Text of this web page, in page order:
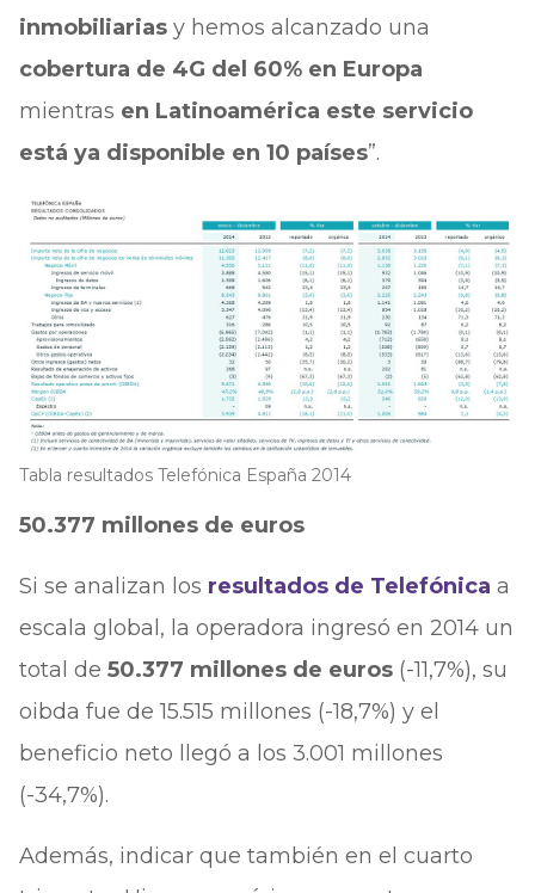
inmobiliariasy hemos alcanzado una
cobertura de 4G del 60% en Europa
mientras en Latinoamérica este servicio
está ya disponible en 10 países”.
Tabla resultados Telefónica España 2014
50.377 millones de euros
Si se analizan los resultados de Telefónica a
escala global, la operadora ingresó en 2014 un
total de 50.377 millones de euros (-11,7%), su
oibda fue de 15.515 millones (-18,7%) y el
beneficio neto llegó a los 3.001 millones
(-34,7%).
Además, indicar que también en el cuarto